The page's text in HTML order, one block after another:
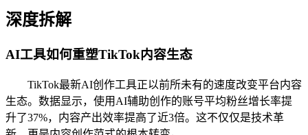
深度拆解
AI工具如何重塑TikTok内容生态
TikTok最新AI创作工具正以前所未有的速度改变平台内容
生态。数据显示，使用AI辅助创作的账号平均粉丝增长率提
升了37%，内容产出效率提高了近3倍。这不仅仅是技术革